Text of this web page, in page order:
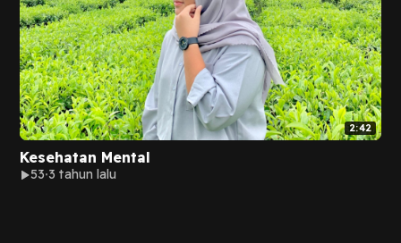
2:42
Kesehatan Mental
53 3 tahun lalu